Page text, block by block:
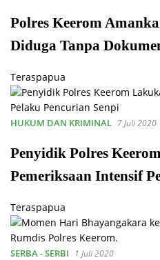
Polres Keerom
Diduga Tanpa
Teraspapua
HUKUM DAN KRIMINAL 7 Juli 2020
Penyidik Polres
Pemeriksaan Intensif
Teraspapua
SERBA - SERBI 1 Juli 2020